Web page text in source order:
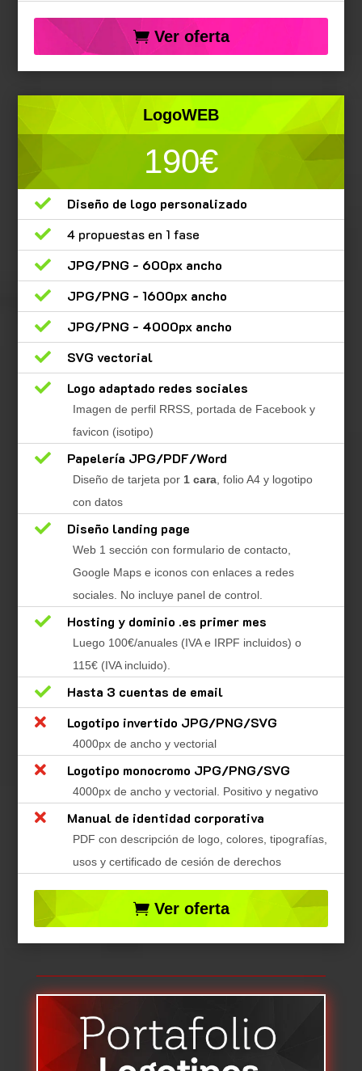
Ver oferta
LogoWEB
190€

Diseño de logo personalizado

4 propuestas en 1 fase

JPG/PNG - 600px ancho

JPG/PNG - 1600px ancho

JPG/PNG - 4000px ancho

SVG vectorial

Logo adaptado redes sociales
Imagen de perfil RRSS, portada de Facebook y
favicon (isotipo)
 Papelería JPG/PDF/Word
Diseño de tarjeta por 1 cara, folio A4 y logotipo
con datos
 Diseño landing page
Web 1 sección con formulario de contacto,
Google Maps e iconos con enlaces a redes
sociales. No incluye panel de control.
 Hosting y dominio .es primer mes
Luego 100€/anuales (IVA e IRPF incluidos) o
115€ (IVA incluido).

Hasta 3 cuentas de email

Logotipo invertido JPG/PNG/SVG
4000px de ancho y vectorial
 Logotipo monocromo JPG/PNG/SVG
4000px de ancho y vectorial. Positivo y negativo
 Manual de identidad corporativa
PDF con descripción de logo, colores, tipografías,
usos y certificado de cesión de derechos
Ver oferta